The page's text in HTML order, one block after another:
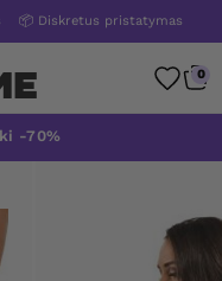
📦 Diskretus pristatymas
0
-70%